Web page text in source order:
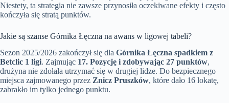
Niestety, ta strategia nie zawsze przynosiła oczekiwane efekty i często
kończyła się stratą punktów.
Jakie są szanse Górnika Łęczna na awans w ligowej tabeli?
Sezon 2025/2026 zakończył się dla Górnika Łęczna spadkiem z
Betclic 1 ligi. Zajmując 17. Pozycję i zdobywając 27 punktów,
drużyna nie zdołała utrzymać się w drugiej lidze. Do bezpiecznego
miejsca zajmowanego przez Znicz Pruszków, które dało 16 lokatę,
zabrakło im tylko jednego punktu.